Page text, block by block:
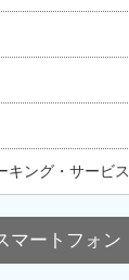
キング・サービス
マートフォン